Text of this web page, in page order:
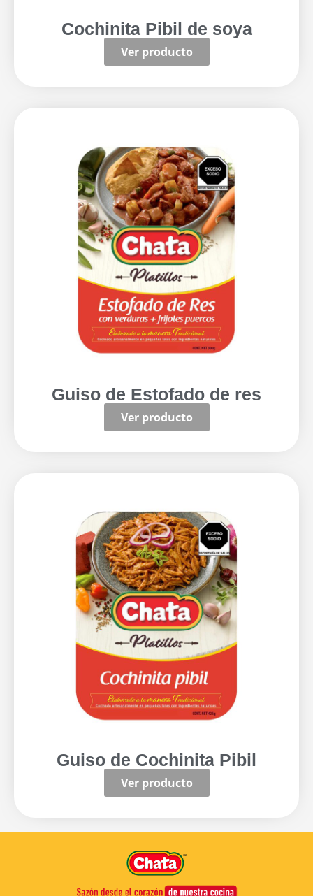
Cochinita Pibil de soya
Ver producto
Guiso de Estofado de res
Ver producto
Guiso de Cochinita Pibil
Ver producto